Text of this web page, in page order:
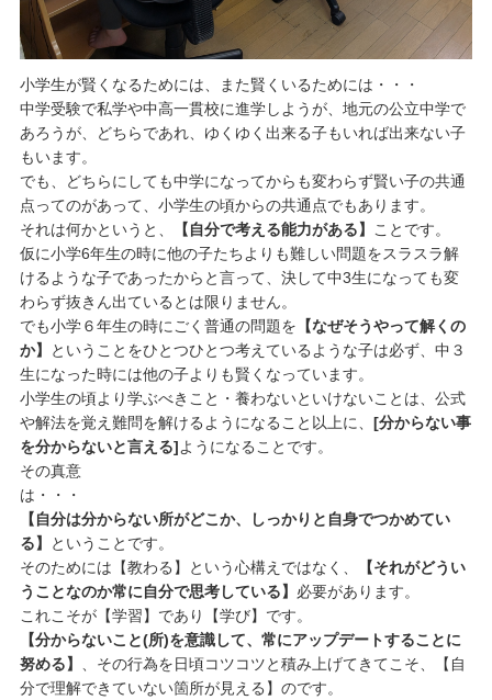
小学生が賢くなるためには、また賢くいるためには・・・
中学受験で私学や中高一貫校に進学しようが、地元の公立中学で
あろうが、どちらであれ、ゆくゆく出来る子もいれば出来ない子
もいます。
でも、どちらにしても中学になってからも変わらず賢い子の共通
点ってのがあって、小学生の頃からの共通点でもあります。
それは何かというと、
【自分で考える能力がある】
ことです。
仮に小学6年生の時に他の子たちよりも難しい問題をスラスラ解
けるような子であったからと言って、決して中3生になっても変
わらず抜きん出ているとは限りません。
でも小学６年生の時にごく普通の問題を 【なぜそうやって解くの
か】
ということをひとつひとつ考えているような子は必ず、中３
生になった時には他の子よりも賢くなっています。
小学生の頃より学ぶべきこと・養わないといけないことは、公式
や解法を覚え難問を解けるようになること以上に、 [分からない事
を分からないと言える]ようになることです。
その真意
は・
【自分は分からない所がどこか、しっかりと自身でつかめてい
る】
ということです。
そのためには【教わる】という心構えではなく、
【それがどうい
うことなのか常に自分で思考している】 必要があります。
これこそが【学習】であり【学び】です。
【分からないこと(所)を意識して、常にアップデートすることに
努める】
、その行為を日頃コツコツと積み上げてきてこそ、【自
分で理解できていない箇所が見える】のです。